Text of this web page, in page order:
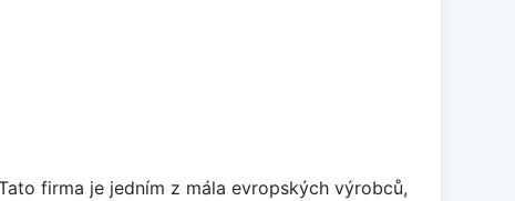
firma je jedním z mála evropských výrobců,